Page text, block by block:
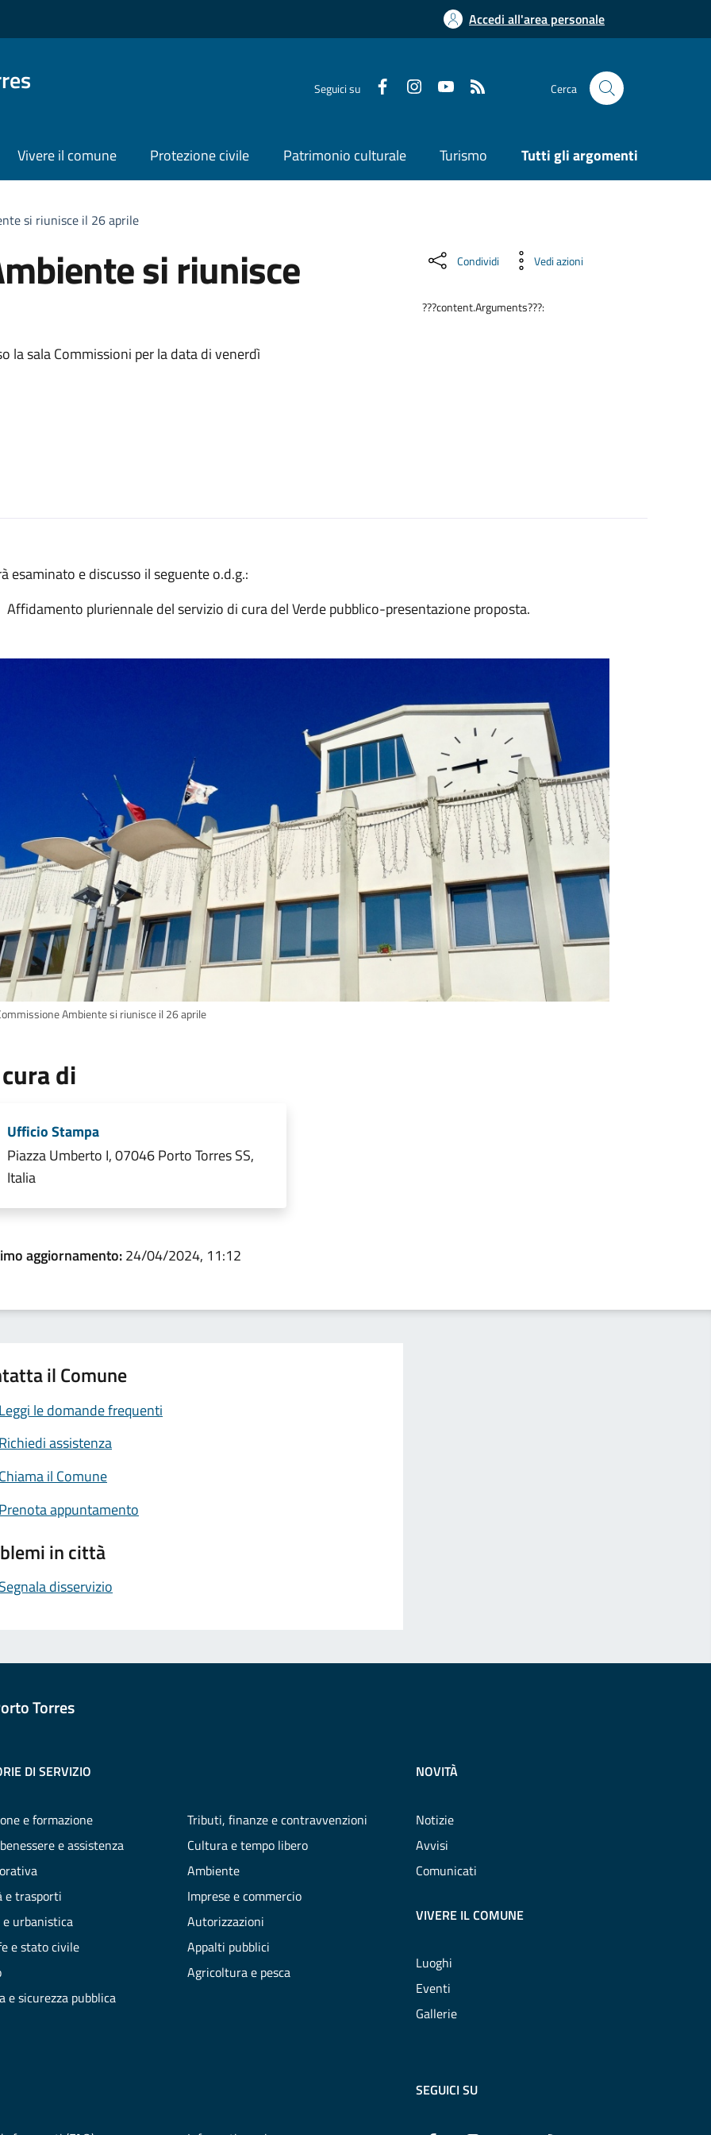
Accedi all'area personale
Seguici su Cerca
Vivere il comune Protezione civile Patrimonio culturale Turismo Tutti gli argomenti
si riunisce il 26 aprile
si riunisce
la sala Commissioni per la data di venerdì
Condividi Vedi azioni
???content.Arguments???:
esaminato e discusso il seguente o.d.g.:
Affidamento pluriennale del servizio di cura del Verde pubblico-presentazione proposta.
Ambiente si riunisce il 26 aprile
di
Ufficio Stampa
Piazza Umberto I, 07046 Porto Torres SS,
Italia
aggiornamento:24/04/2024, 11:12
il Comune
le domande frequenti
assistenza
il Comune
appuntamento
in città
disservizio
Torres
DI SERVIZIO
e formazione
e assistenza
e trasporti
urbanistica
e stato civile
e sicurezza pubblica
Tributi, finanze e contravvenzioni
Cultura e tempo libero
Ambiente
Imprese e commercio
Autorizzazioni
Appalti pubblici
Agricoltura e pesca
NOVITÀ
Notizie
Avvisi
Comunicati
VIVERE IL COMUNE
Luoghi
Eventi
Gallerie
SEGUICI SU